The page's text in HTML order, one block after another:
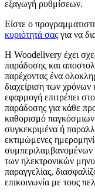
εξαγωγή ρυθμίσεων.
Είστε ο
κυριότητά σας για να
Η Woodelivery έχει
παράδοσης και
παρέχοντας ένα
διαχείριση των
εφαρμογή επιτρέπει
παράδοσης για κάθε
καθορισμό
συγκεκριμένα ή
εκτιμώμενες
συμπεριλαμβανομένων
των ηλεκτρονικών
παραγγελίας,
επικοινωνία με τους